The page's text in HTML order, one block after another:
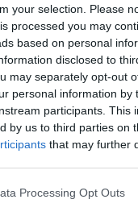
your selection. Please
processed you may
based on personal
disclosed to
may separately opt-out
personal information by
participants. This
by us to third parties on
that may further
Processing Opt Outs